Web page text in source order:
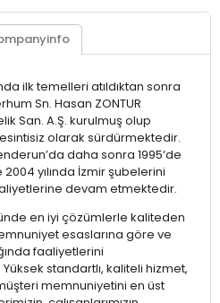
ilk temelleri atıldıktan sonra
Sn. Hasan ZONTUR
San. A.Ş. kurulmuş olup
olarak sürdürmektedir.
daha sonra 1995‘de
yılında İzmir şubelerini
devam etmektedir.
en iyi çözümlerle kaliteden
esaslarına göre ve
faaliyetlerini
Yüksek standartlı, kaliteli hizmet,
memnuniyetini en üst